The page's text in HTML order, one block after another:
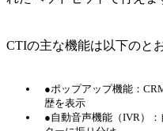
CTIの主な機能は以下のと
●ポップアップ機能：
歴を表示
●自動音声機能（IVR）